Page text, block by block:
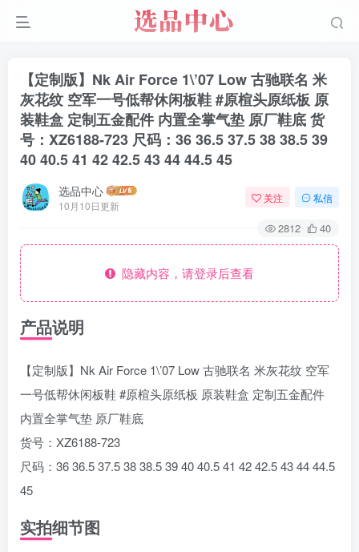
【定制版】Nk Air Force 1\’07 Low 古驰联名 米
灰花纹 空军一号低帮休闲板鞋 #原楦头原纸板 原
装鞋盒 定制五金配件 内置全掌气垫 原厂鞋底 货
号：XZ6188-723 尺码：36 36.5 37.5 38 38.5 39
40 40.5 41 42 42.5 43 44 44.5 45
选品中心
10月10日更新
关注 私信
2812 40
隐藏内容，请登录后查看
产品说明
【定制版】Nk Air Force 1\’07 Low 古驰联名 米灰花纹 空军
一号低帮休闲板鞋 #原楦头原纸板 原装鞋盒 定制五金配件
内置全掌气垫 原厂鞋底
货号：XZ6188-723
尺码：36 36.5 37.5 38 38.5 39 40 40.5 41 42 42.5 43 44 44.5
45
实拍细节图